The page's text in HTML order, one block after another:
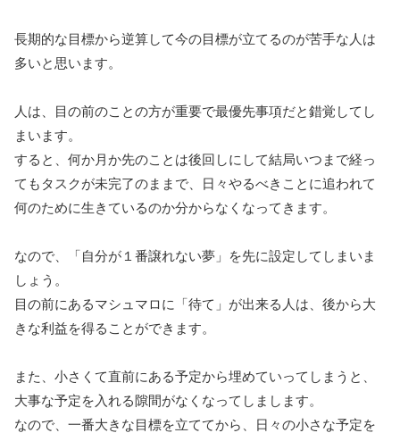
長期的な目標から逆算して今の目標が立てるのが苦手な人は
多いと思います。
人は、目の前のことの方が重要で最優先事項だと錯覚してし
まいます。
すると、何か月か先のことは後回しにして結局いつまで経っ
てもタスクが未完了のままで、日々やるべきことに追われて
何のために生きているのか分からなくなってきます。
なので、「自分が１番譲れない夢」を先に設定してしまいま
しょう。
目の前にあるマシュマロに「待て」が出来る人は、後から大
きな利益を得ることができます。
また、小さくて直前にある予定から埋めていってしまうと、
大事な予定を入れる隙間がなくなってしまします。
なので、一番大きな目標を立ててから、日々の小さな予定を